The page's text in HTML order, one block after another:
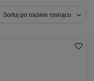
Sortuj po nazwie rosnąco